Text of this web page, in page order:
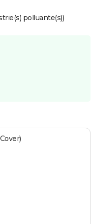
polluante(s))